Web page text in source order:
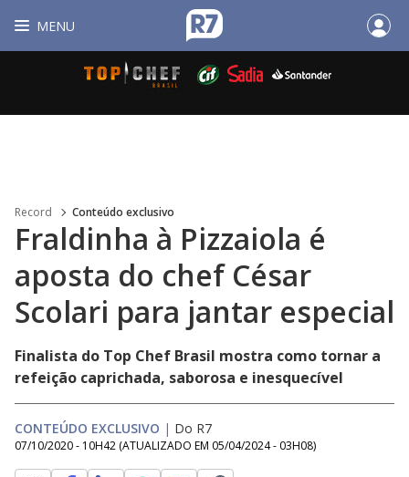
MENU
Record Conteúdo exclusivo
Fraldinha à Pizzaiola é
aposta do chef César
Scolari para jantar especial
Finalista do Top Chef Brasil mostra como tornar a
refeição caprichada, saborosa e inesquecível
CONTEÚDO EXCLUSIVO | Do R7
07/10/2020 - 10H42 (ATUALIZADO EM 05/04/2024 - 03H08)